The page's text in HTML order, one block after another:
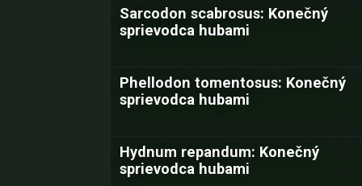
Sarcodon scabrosus: Konečný
sprievodca hubami
Phellodon tomentosus: Konečný
sprievodca hubami
Hydnum repandum: Konečný
sprievodca hubami